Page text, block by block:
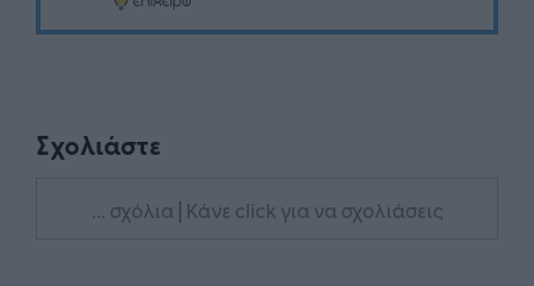
Σχολιάστε
... σχόλια | Κάνε click για να σχολιάσεις